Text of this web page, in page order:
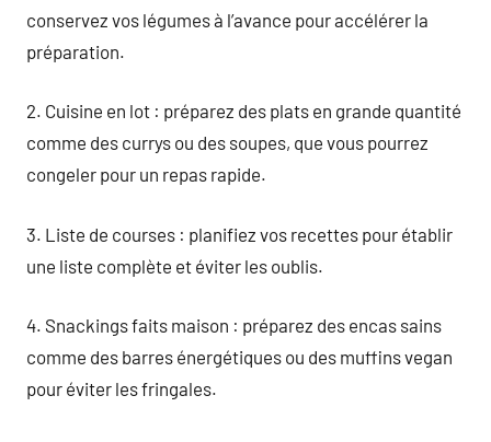
conservez vos légumes à l’avance pour accélérer la
préparation.
2. Cuisine en lot : préparez des plats en grande quantité
comme des currys ou des soupes, que vous pourrez
congeler pour un repas rapide.
3. Liste de courses : planifiez vos recettes pour établir
une liste complète et éviter les oublis.
4. Snackings faits maison : préparez des encas sains
comme des barres énergétiques ou des muffins vegan
pour éviter les fringales.